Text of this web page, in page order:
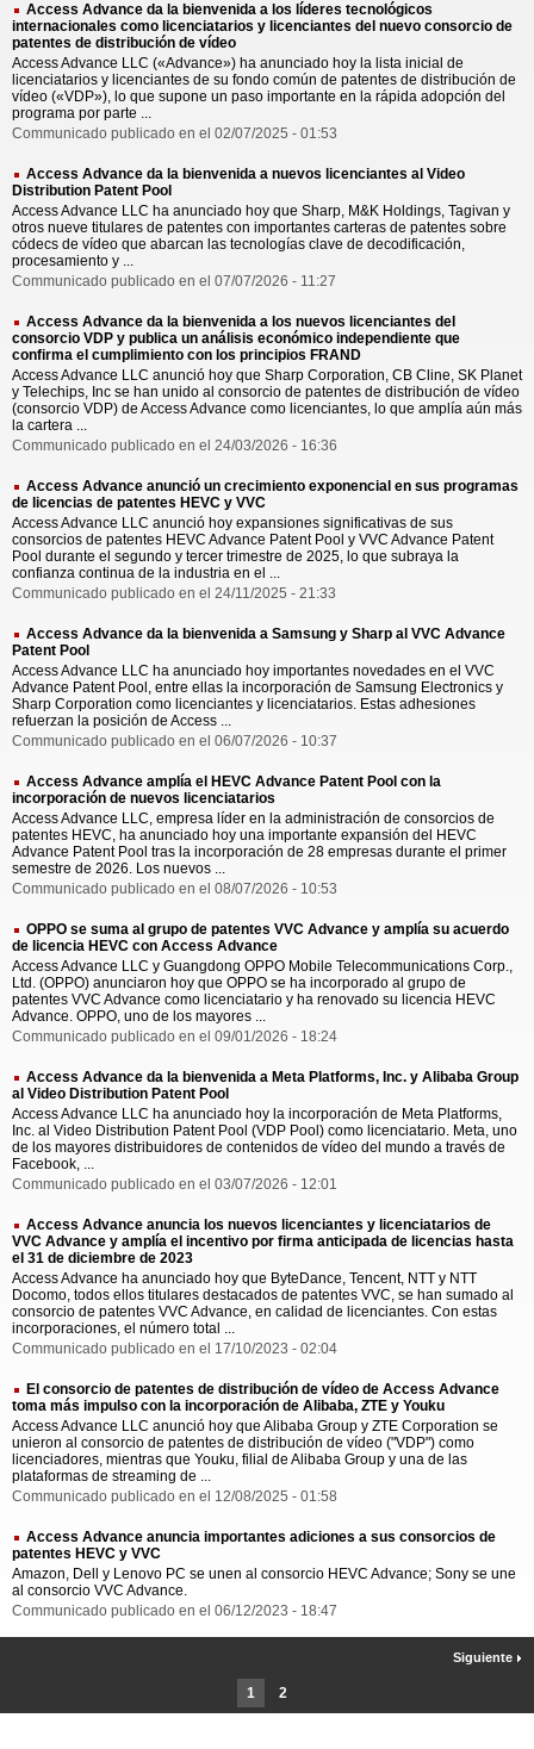
Access Advance da la bienvenida a los líderes tecnológicos
internacionales como licenciatarios y licenciantes del nuevo consorcio de
patentes de distribución de vídeo
Access Advance LLC («Advance») ha anunciado hoy la lista inicial de
licenciatarios y licenciantes de su fondo común de patentes de distribución de
vídeo («VDP»), lo que supone un paso importante en la rápida adopción del
programa por parte ...
Communicado publicado en el 02/07/2025 - 01:53
Access Advance da la bienvenida a nuevos licenciantes al Video
Distribution Patent Pool
Access Advance LLC ha anunciado hoy que Sharp, M&K Holdings, Tagivan y
otros nueve titulares de patentes con importantes carteras de patentes sobre
códecs de vídeo que abarcan las tecnologías clave de decodificación,
procesamiento y ...
Communicado publicado en el 07/07/2026 - 11:27
Access Advance da la bienvenida a los nuevos licenciantes del
consorcio VDP y publica un análisis económico independiente que
confirma el cumplimiento con los principios FRAND
Access Advance LLC anunció hoy que Sharp Corporation, CB Cline, SK Planet
y Telechips, Inc se han unido al consorcio de patentes de distribución de vídeo
(consorcio VDP) de Access Advance como licenciantes, lo que amplía aún más
la cartera ...
Communicado publicado en el 24/03/2026 - 16:36
Access Advance anunció un crecimiento exponencial en sus programas
de licencias de patentes HEVC y VVC
Access Advance LLC anunció hoy expansiones significativas de sus
consorcios de patentes HEVC Advance Patent Pool y VVC Advance Patent
Pool durante el segundo y tercer trimestre de 2025, lo que subraya la
confianza continua de la industria en el ...
Communicado publicado en el 24/11/2025 - 21:33
Access Advance da la bienvenida a Samsung y Sharp al VVC Advance
Patent Pool
Access Advance LLC ha anunciado hoy importantes novedades en el VVC
Advance Patent Pool, entre ellas la incorporación de Samsung Electronics y
Sharp Corporation como licenciantes y licenciatarios. Estas adhesiones
refuerzan la posición de Access ...
Communicado publicado en el 06/07/2026 - 10:37
Access Advance amplía el HEVC Advance Patent Pool con la
incorporación de nuevos licenciatarios
Access Advance LLC, empresa líder en la administración de consorcios de
patentes HEVC, ha anunciado hoy una importante expansión del HEVC
Advance Patent Pool tras la incorporación de 28 empresas durante el primer
semestre de 2026. Los nuevos ...
Communicado publicado en el 08/07/2026 - 10:53
OPPO se suma al grupo de patentes VVC Advance y amplía su acuerdo
de licencia HEVC con Access Advance
Access Advance LLC y Guangdong OPPO Mobile Telecommunications Corp.,
Ltd. (OPPO) anunciaron hoy que OPPO se ha incorporado al grupo de
patentes VVC Advance como licenciatario y ha renovado su licencia HEVC
Advance. OPPO, uno de los mayores ...
Communicado publicado en el 09/01/2026 - 18:24
Access Advance da la bienvenida a Meta Platforms, Inc. y Alibaba Group
al Video Distribution Patent Pool
Access Advance LLC ha anunciado hoy la incorporación de Meta Platforms,
Inc. al Video Distribution Patent Pool (VDP Pool) como licenciatario. Meta, uno
de los mayores distribuidores de contenidos de vídeo del mundo a través de
Facebook, ...
Communicado publicado en el 03/07/2026 - 12:01
Access Advance anuncia los nuevos licenciantes y licenciatarios de
VVC Advance y amplía el incentivo por firma anticipada de licencias hasta
el 31 de diciembre de 2023
Access Advance ha anunciado hoy que ByteDance, Tencent, NTT y NTT
Docomo, todos ellos titulares destacados de patentes VVC, se han sumado al
consorcio de patentes VVC Advance, en calidad de licenciantes. Con estas
incorporaciones, el número total ...
Communicado publicado en el 17/10/2023 - 02:04
El consorcio de patentes de distribución de vídeo de Access Advance
toma más impulso con la incorporación de Alibaba, ZTE y Youku
Access Advance LLC anunció hoy que Alibaba Group y ZTE Corporation se
unieron al consorcio de patentes de distribución de vídeo ("VDP") como
licenciadores, mientras que Youku, filial de Alibaba Group y una de las
plataformas de streaming de ...
Communicado publicado en el 12/08/2025 - 01:58
Access Advance anuncia importantes adiciones a sus consorcios de
patentes HEVC y VVC
Amazon, Dell y Lenovo PC se unen al consorcio HEVC Advance; Sony se une
al consorcio VVC Advance.
Communicado publicado en el 06/12/2023 - 18:47
1 2
Siguiente